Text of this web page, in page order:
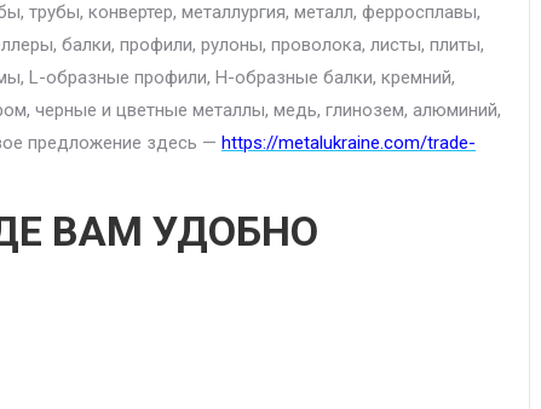
трубы, конвертер, металлургия, металл, ферросплавы,
балки, профили, рулоны, проволока, листы, плиты,
L-образные профили, H-образные балки, кремний,
черные и цветные металлы, медь, глинозем, алюминий,
предложение здесь — https://metalukraine.com/trade-
ВАМ УДОБНО